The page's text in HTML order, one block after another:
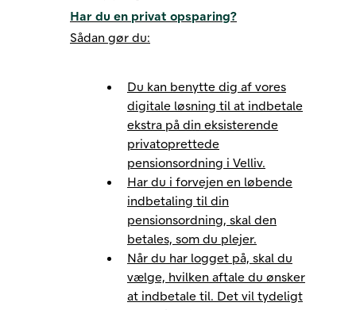
Har du en privat opsparing?
Sådan gør du:
Du kan benytte dig af vores
digitale løsning til at indbetale
ekstra på din eksisterende
privatoprettede
pensionsordning i Velliv.
Har du i forvejen en løbende
indbetaling til din
pensionsordning, skal den
betales, som du plejer.
Når du har logget på, skal du
vælge, hvilken aftale du ønsker
at indbetale til. Det vil tydeligt